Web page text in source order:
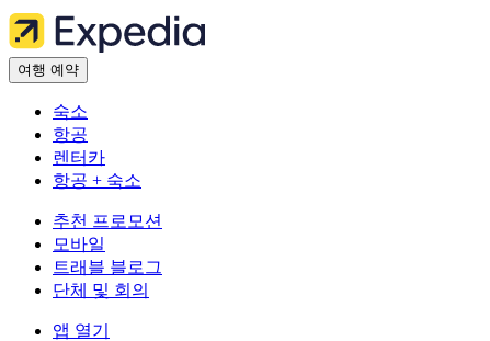
여행 예약
숙소
항공
렌터카
항공 + 숙소
추천 프로모션
모바일
트래블 블로그
단체 및 회의
앱 열기